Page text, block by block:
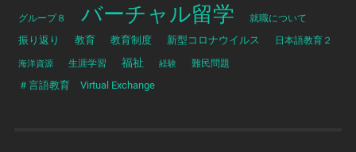
グループ８ バーチャル留学 就職について
振り返り 教育 教育制度 新型コロナウイルス 日本語教育２
海洋資源 生涯学習 福祉 経験 難民問題
＃言語教育 Virtual Exchange